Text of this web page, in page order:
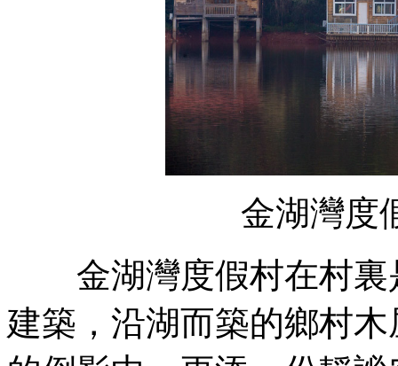
金湖灣度
金湖灣度假村在村裏
建築，沿湖而築的鄉村